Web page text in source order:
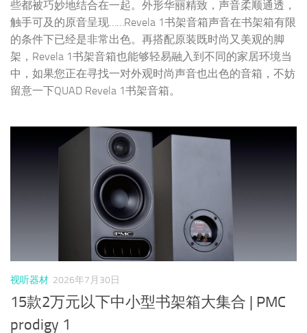
些都被巧妙地结合在一起。外形华丽精致，声音柔顺通透，
触手可及的原音呈现……Revela 1书架音箱声音在书架箱有限
的条件下已经是非常出色。再搭配原装既时尚又美观的脚
架，Revela 1书架音箱也能够轻易融入到不同的家居环境当
中，如果您正在寻找一对外观时尚声音也出色的音箱，不妨
留意一下QUAD Revela 1书架音箱。
视听器材 2026年7月30日
15款2万元以下中小型书架箱大集合 | PMC
prodigy 1